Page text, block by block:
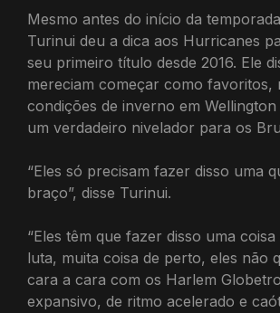
Mesmo antes do início da
Turinui deu a dica aos Hurricanes
seu primeiro título desde 2016. Ele
mereciam começar como favoritos,
condições de inverno em
um verdadeiro nivelador para os
“Eles só precisam fazer disso uma
braço”, disse Turinui.
“Eles têm que fazer disso uma
luta, muita coisa de perto, eles não
cara a cara com os Harlem
expansivo, de ritmo acelerado e